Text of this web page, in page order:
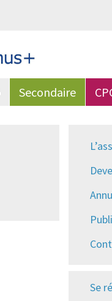
Secondaire
Se